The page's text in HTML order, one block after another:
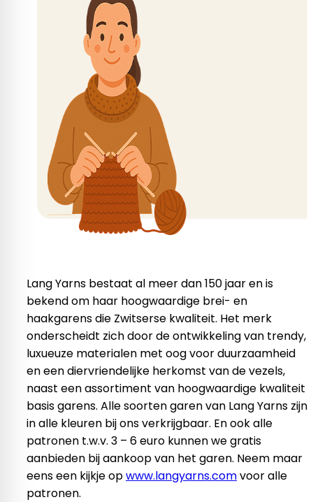
Lang Yarns bestaat al meer dan 150 jaar en is
bekend om haar hoogwaardige brei- en
haakgarens die Zwitserse kwaliteit. Het merk
onderscheidt zich door de ontwikkeling van trendy,
luxueuze materialen met oog voor duurzaamheid
en een diervriendelijke herkomst van de vezels,
naast een assortiment van hoogwaardige kwaliteit
basis garens. Alle soorten garen van Lang Yarns zijn
in alle kleuren bij ons verkrijgbaar. En ook alle
patronen t.w.v. 3 – 6 euro kunnen we gratis
aanbieden bij aankoop van het garen. Neem maar
eens een kijkje opwww.langyarns.comvoor alle
patronen.